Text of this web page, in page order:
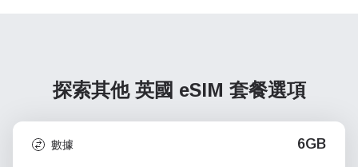
探索其他 英國 eSIM 套餐選項
數據 6GB